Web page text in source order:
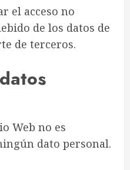
el acceso no
de los datos de
de terceros.
Web no es
dato personal.